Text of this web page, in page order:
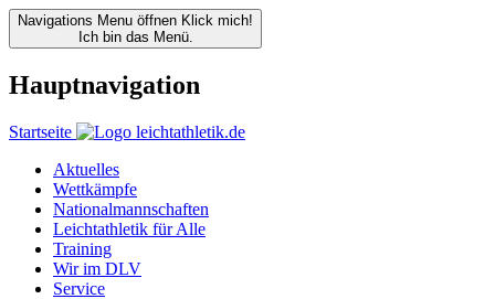
Navigations Menu öffnen Klick mich!
Ich bin das Menü.
Hauptnavigation
Startseite
Aktuelles
Wettkämpfe
Nationalmannschaften
Leichtathletik für Alle
Training
Wir im DLV
Service